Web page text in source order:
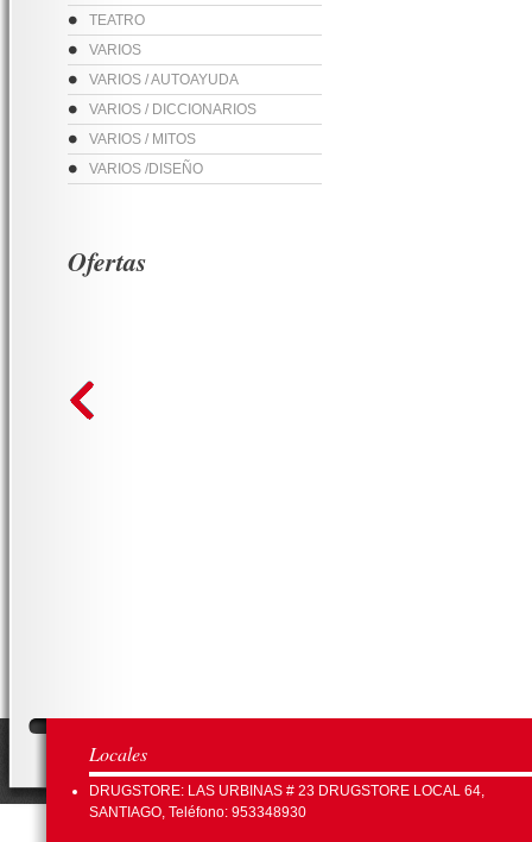
TEATRO
VARIOS
VARIOS / AUTOAYUDA
VARIOS / DICCIONARIOS
VARIOS / MITOS
VARIOS /DISEÑO
Ofertas
Locales
DRUGSTORE: LAS URBINAS # 23 DRUGSTORE LOCAL 64,
SANTIAGO, Teléfono: 953348930